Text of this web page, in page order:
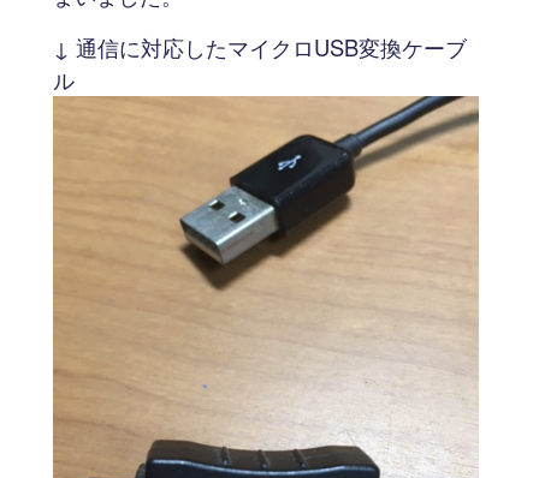
↓ 通信に対応したマイクロUSB変換ケーブ
ル